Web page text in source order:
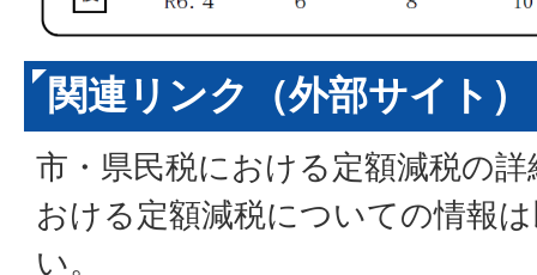
関連リンク（外部サイト）
市・県民税における定額減税の
おける定額減税についての情報
い。